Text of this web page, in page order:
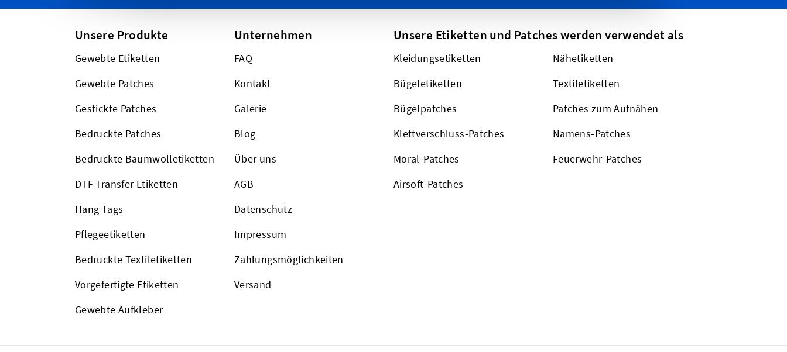
Unsere Produkte
Gewebte Etiketten
Gewebte Patches
Gestickte Patches
Bedruckte Patches
Bedruckte Baumwolletiketten
DTF Transfer Etiketten
Hang Tags
Pflegeetiketten
Bedruckte Textiletiketten
Vorgefertigte Etiketten
Gewebte Aufkleber
Unternehmen
FAQ
Kontakt
Galerie
Blog
Über uns
AGB
Datenschutz
Impressum
Zahlungsmöglichkeiten
Versand
Unsere Etiketten und Patches werden verwendet als
Kleidungsetiketten
Nähetiketten
Bügeletiketten
Textiletiketten
Bügelpatches
Patches zum Aufnähen
Klettverschluss-Patches
Namens-Patches
Moral-Patches
Feuerwehr-Patches
Airsoft-Patches